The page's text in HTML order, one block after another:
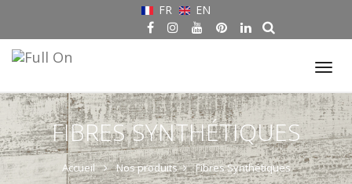
FR EN
FIBRES SYNTHÉTIQUES
Accueil Nos produits Fibres Synthétiques